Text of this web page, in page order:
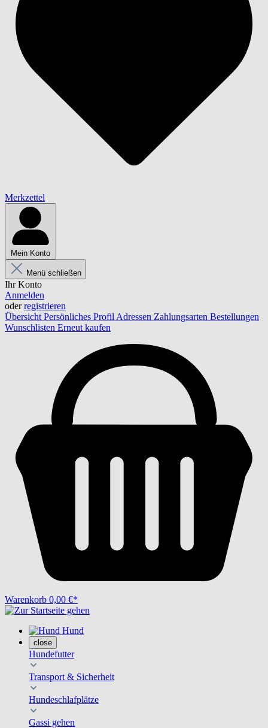
Merkzettel
Mein Konto
Menü schließen
Ihr Konto
Anmelden
oderregistrieren
Übersicht Persönliches Profil Adressen Zahlungsarten Bestellungen
Wunschlisten Erneut kaufen
Warenkorb 0,00 €*
Hund
close
Hundefutter
Transport & Sicherheit
Hundeschlafplätze
Gassi gehen